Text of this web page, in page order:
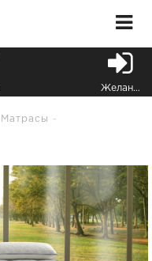
Желания
Матрасы